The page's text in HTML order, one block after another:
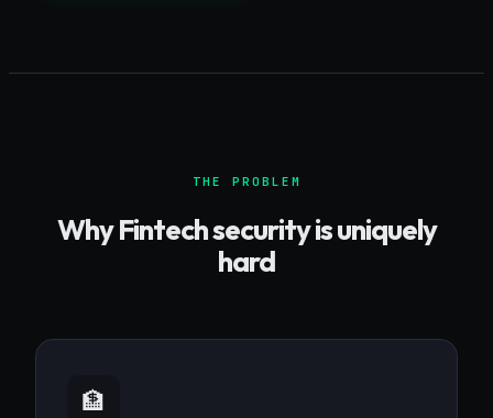
THE PROBLEM
WhyFintechsecurity is uniquely
hard
🏦